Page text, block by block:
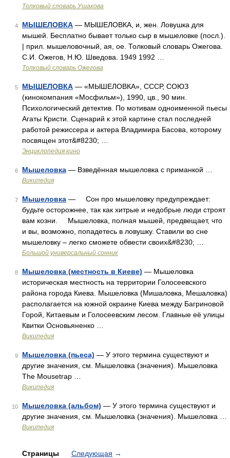
Толковый словарь Ушакова
4 МЫШЕЛОВКА — МЫШЕЛОВКА, и, жен. Ловушка для
мышей. Бесплатно бывает только сыр в мышеловке (посл.).
| прил. мышеловочный, ая, ое. Толковый словарь Ожегова.
С.И. Ожегов, Н.Ю. Шведова. 1949 1992 …
Толковый словарь Ожегова
5 МЫШЕЛОВКА — «МЫШЕЛОВКА», СССР, СОЮЗ
(кинокомпания «Мосфильм»), 1990, цв., 90 мин.
Психологический детектив. По мотивам одноименной пьесы
Агаты Кристи. Сценарий к этой картине стал последней
работой режиссера и актера Владимира Басова, которому
посвящен этот&#8230; …
Энциклопедия кино
6 Мышеловка — Взведённая мышеловка с приманкой …
Википедия
7 Мышеловка — Сон про мышеловку предупреждает:
будьте осторожнее, так как хитрые и недобрые люди строят
вам козни. Мышеловка, полная мышей, предвещает, что
и вы, возможно, попадетесь в ловушку. Ставили во сне
мышеловку – легко сможете обвести своих&#8230; …
Большой универсальный сонник
8 Мышеловка (местность в Киеве) — Мышеловка
историческая местность на территории Голосеевского
района города Киева. Мышеловка (Мишаловка, Мешаловка)
располагается на южной окраине Киева между Багриновой
Горой, Китаевым и Голосеевским лесом. Главные её улицы
Квитки ­Основьяненко …
Википедия
9 Мышеловка (пьеса) — У этого термина существуют и
другие значения, см. Мышеловка (значения). Мышеловка
The Mousetrap …
Википедия
10 Мышеловка (альбом) — У этого термина существуют и
другие значения, см. Мышеловка (значения). Мышеловка …
Википедия
Страницы Следующая →